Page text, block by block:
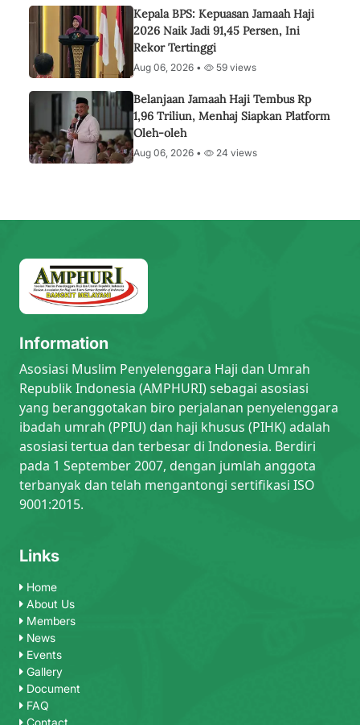
Kepala BPS: Kepuasan Jamaah Haji
2026 Naik Jadi 91,45 Persen, Ini
Rekor Tertinggi
Aug 06, 2026 • 59 views
Belanjaan Jamaah Haji Tembus Rp
1,96 Triliun, Menhaj Siapkan Platform
Oleh-oleh
Aug 06, 2026 • 24 views
Information
Asosiasi Muslim Penyelenggara Haji dan Umrah
Republik Indonesia (AMPHURI) sebagai asosiasi
yang beranggotakan biro perjalanan penyelenggara
ibadah umrah (PPIU) dan haji khusus (PIHK) adalah
asosiasi tertua dan terbesar di Indonesia. Berdiri
pada 1 September 2007, dengan jumlah anggota
terbanyak dan telah mengantongi sertifikasi ISO
9001:2015.
Links
Home
About Us
Members
News
Events
Gallery
Document
FAQ
Contact